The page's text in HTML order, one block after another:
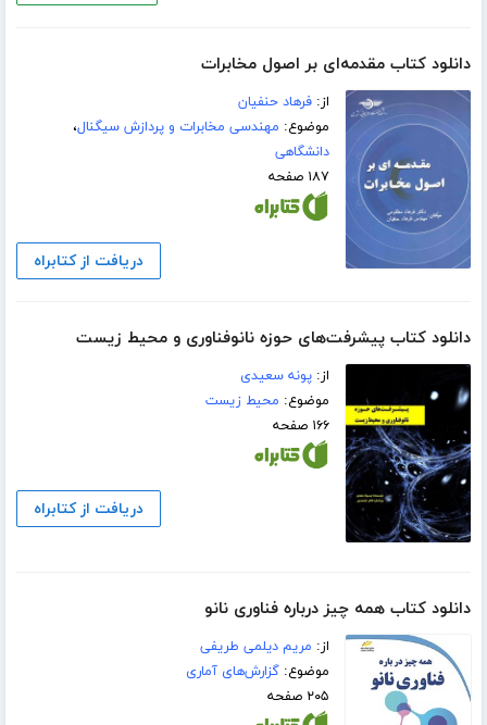
دانلود کتاب مقدمه‌ای بر اصول مخابرات
از:فرهاد حنفیان
موضوع: مهندسی مخابرات و پردازش سیگنال،
دانشگاهی
۱۸۷ صفحه
دریافت از کتابراه
دانلود کتاب پیشرفت‌های حوزه نانوفناوری و محیط‌ زیست
از:پونه سعیدی
موضوع: محیط زیست
۱۶۶ صفحه
دریافت از کتابراه
دانلود کتاب همه چیز درباره فناوری نانو
از: مریم دیلمی طریفی
موضوع:گزارش‌های آماری
۲۰۵ صفحه